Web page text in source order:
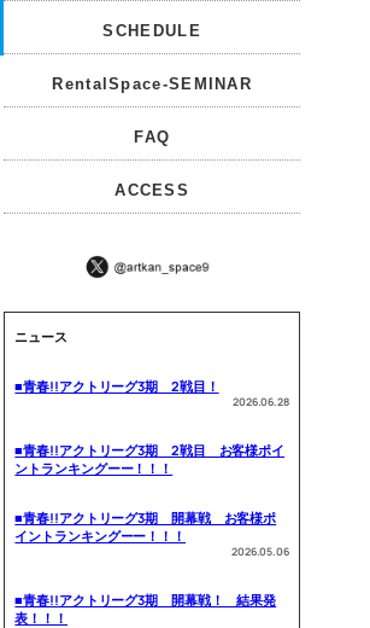
SCHEDULE
RentalSpace-SEMINAR
FAQ
ACCESS
ニュース
■青春!!アクトリーグ3期 2戦目！
2026.06.28
■青春!!アクトリーグ3期 2戦目 お客様ポイ
ントランキングーー！！！
■青春!!アクトリーグ3期 開幕戦 お客様ポ
イントランキングーー！！！
2026.05.06
■青春!!アクトリーグ3期 開幕戦！ 結果発
表！！！